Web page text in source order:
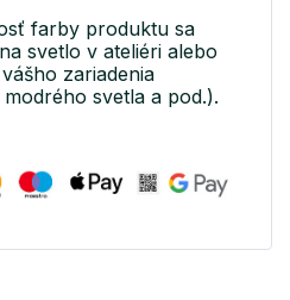
farby produktu sa
svetlo v ateliéri alebo
zariadenia
svetla a pod.).